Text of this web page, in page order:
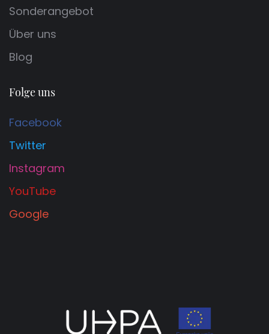
Sonderangebot
Über uns
Blog
Folge uns
Facebook
Twitter
Instagram
YouTube
Google